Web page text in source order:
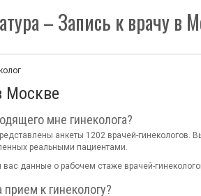
– Запись к врачу в
Москве
мне гинеколога?
анкеты 1202 врачей-
реальными пациентами.
данные о рабочем стаже врачей-
прием к гинекологу?